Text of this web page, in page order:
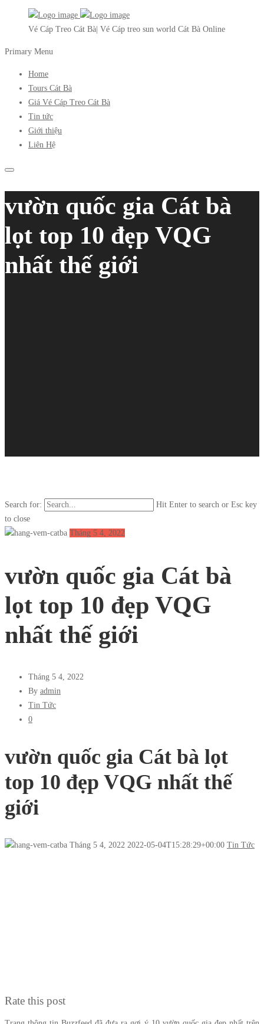
Vé Cáp Treo Cát Bà| Vé Cáp treo sun world Cát Bà Online
Primary Menu
Home
Tours Cát Bà
Giá Vé Cáp Treo Cát Bà
Tin tức
Giới thiệu
Liên Hệ
vườn quốc gia Cát bà
lọt top 10 đẹp VQG
nhất thế giới
Search for:
Hit Enter to search or Esc key
to close
Tháng 5 4, 2022
vườn quốc gia Cát bà
lọt top 10 đẹp VQG
nhất thế giới
Tháng 5 4, 2022
By admin
Tin Tức
0
vườn quốc gia Cát bà lọt
top 10 đẹp VQG nhất thế
giới
Tháng 5 4, 2022 2022-05-04T15:28:29+00:00 Tin Tức
Rate this post